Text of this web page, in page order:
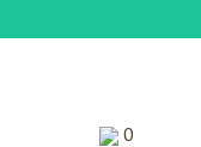
0